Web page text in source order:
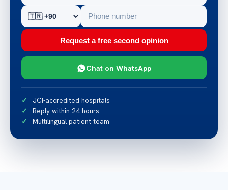
Request a free second opinion
Chat on WhatsApp
JCI-accredited hospitals
Reply within 24 hours
Multilingual patient team